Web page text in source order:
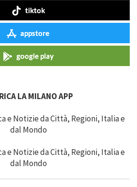
tiktok
appstore
google play
LA MILANO APP